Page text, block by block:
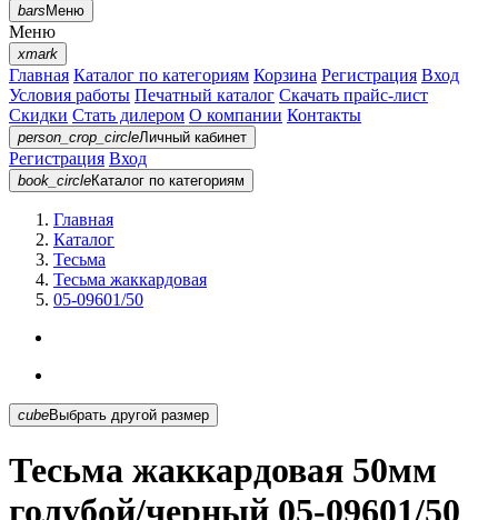
barsМеню
Меню
xmark
Главная Каталог по категориям Корзина Регистрация Вход
Условия работы Печатный каталог Скачать прайс-лист
Скидки Стать дилером О компании Контакты
person_crop_circleЛичный кабинет
Регистрация Вход
book_circleКаталог по категориям
Главная
Каталог
Тесьма
Тесьма жаккардовая
05-09601/50
cubeВыбрать другой размер
Тесьма жаккардовая 50мм
голубой/черный 05-09601/50